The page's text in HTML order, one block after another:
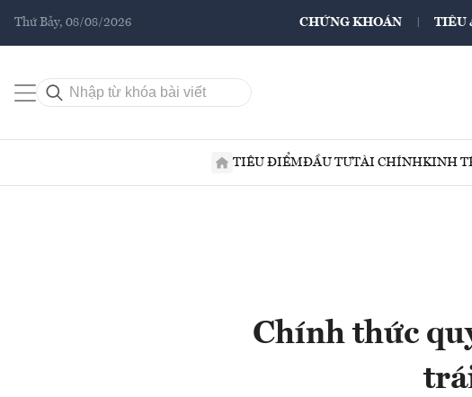
Thứ Bảy, 08/08/2026 CHỨNG KHOÁN TIÊU
TIÊU ĐIỂMĐẦU TƯTÀI CHÍNHKINH
Chính thức